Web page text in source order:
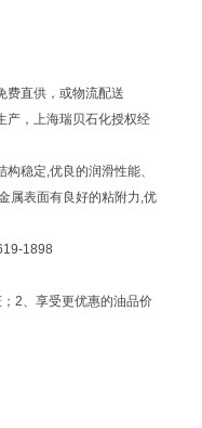
费直供，或物流配送
产，上海瑞贝石化授权经
稳定,优良的润滑性能、
属表面有良好的粘附力,优
1898
2、享受更优惠的油品价